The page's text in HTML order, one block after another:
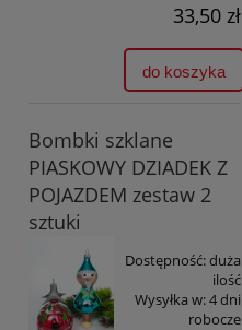
33,50 zł
do koszyka
Bombki szklane
PIASKOWY DZIADEK Z
POJAZDEM zestaw 2
sztuki
Dostępność:duża
ilość
Wysyłka w:4 dni
robocze